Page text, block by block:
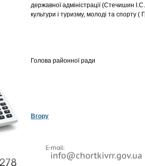
державної адміністрації (Стечишин
культури і туризму, молоді та спорту (
Голова
Вгору